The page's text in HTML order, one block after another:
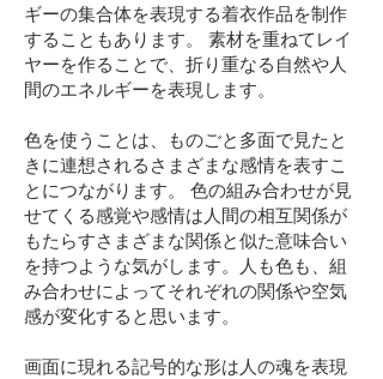
ギーの集合体を表現する着衣作品を制作
することもあります。 素材を重ねてレイ
ヤーを作ることで、折り重なる自然や人
間のエネルギーを表現します。
色を使うことは、ものごと多面で見たと
きに連想されるさまざまな感情を表すこ
とにつながります。 色の組み合わせが見
せてくる感覚や感情は人間の相互関係が
もたらすさまざまな関係と似た意味合い
を持つような気がします。人も色も、組
み合わせによってそれぞれの関係や空気
感が変化すると思います。
画面に現れる記号的な形は人の魂を表現